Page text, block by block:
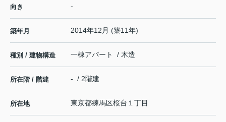
向き -
築年月 2014年12月 (築11年)
種別 / 建物構造 一棟アパート / 木造
所在階 / 階建 - / 2階建
所在地 東京都練馬区桜台 １丁目